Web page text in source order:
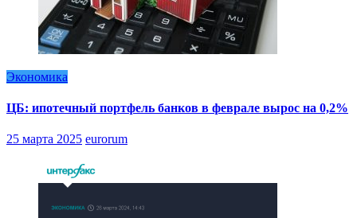
Экономика
ЦБ: ипотечный портфель банков в феврале вырос на 0,2%
25 марта 2025 eurorum